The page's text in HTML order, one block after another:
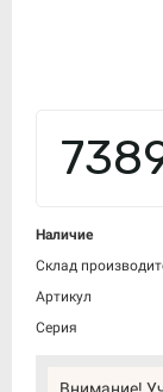
Наличие
Склад
Артикул
Серия